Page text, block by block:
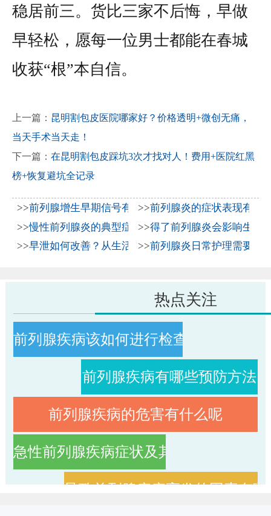
稳居前三。货比三家不后悔，早做
早轻松，愿每一位男士都能在春城
收获“根”本自信。
上一篇： 昆明割包皮医院哪家好？价格透明+微创无痛，
当天手术当天走！
下一篇： 在昆明割包皮踩坑3次才找对人！费用+医院红黑
榜+恢复避坑全记录
>>前列腺增生早期信号有哪些？2026年科学防治与日常
>>前列腺炎的症状表现有哪
>>慢性前列腺炎的典型症状表现与2026年科学治疗方法
>>得了前列腺炎会影响生育
>>早泄如何改善？从生活习惯到科学治疗全解析
>>前列腺炎日常护理需要注
热点关注
前列腺疾病该如何进行检查
前列腺疾病有哪些预防方法
前列腺疾病的危害有什么呢
急性前列腺疾病症状及其征兆
导致前列腺疾病高发的因素有哪